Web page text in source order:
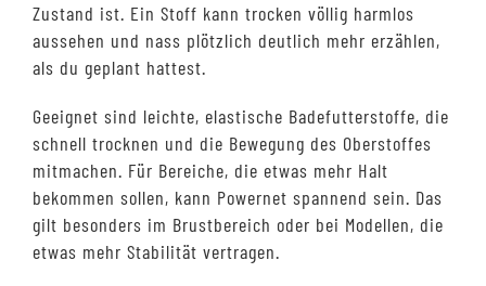
Zustand ist. Ein Stoff kann trocken völlig harmlos
aussehen und nass plötzlich deutlich mehr erzählen,
als du geplant hattest.
Geeignet sind leichte, elastische Badefutterstoffe, die
schnell trocknen und die Bewegung des Oberstoffes
mitmachen. Für Bereiche, die etwas mehr Halt
bekommen sollen, kann Powernet spannend sein. Das
gilt besonders im Brustbereich oder bei Modellen, die
etwas mehr Stabilität vertragen.